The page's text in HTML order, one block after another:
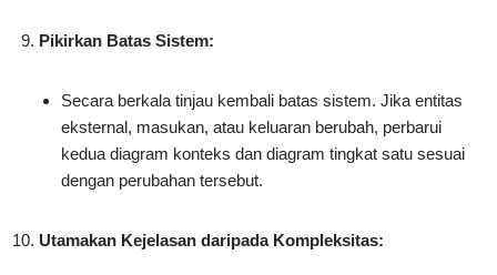
Pikirkan Batas Sistem:
Secara berkala tinjau kembali batas sistem. Jika entitas
eksternal, masukan, atau keluaran berubah, perbarui
kedua diagram konteks dan diagram tingkat satu sesuai
dengan perubahan tersebut.
Utamakan Kejelasan daripada Kompleksitas: